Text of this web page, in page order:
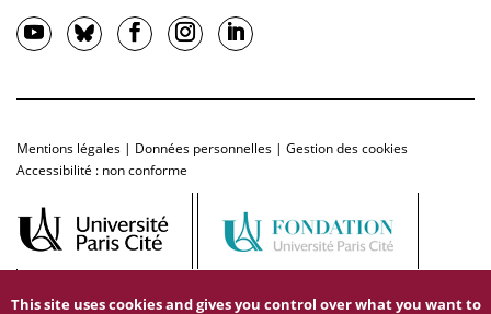
Mentions légales | Données personnelles | Gestion des cookies
Accessibilité : non conforme
This site uses cookies and gives you control over what you want to